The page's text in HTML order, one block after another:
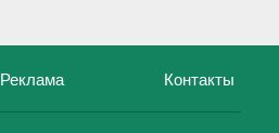
Реклама Контакты